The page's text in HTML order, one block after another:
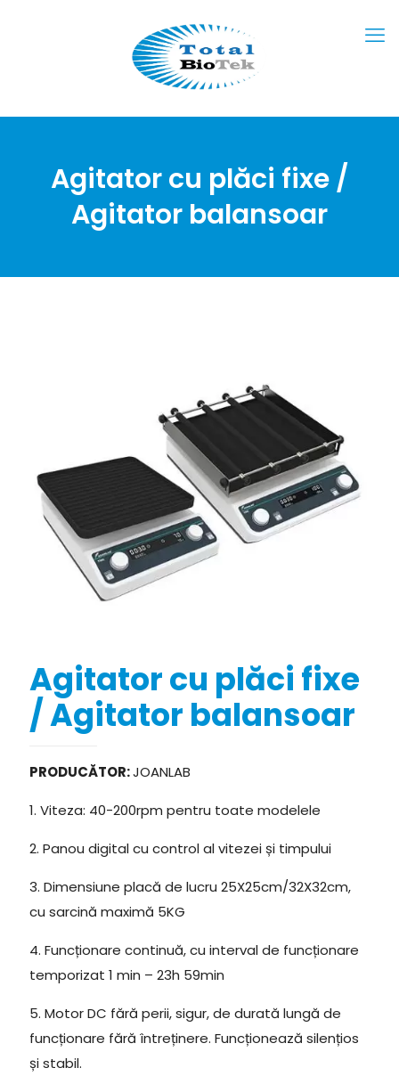
Agitator cu plăci fixe /
Agitator balansoar
Agitator cu plăci fixe
/ Agitator balansoar
PRODUCĂTOR:JOANLAB
1. Viteza: 40-200rpm pentru toate modelele
2. Panou digital cu control al vitezei și timpului
3. Dimensiune placă de lucru 25X25cm/32X32cm,
cu sarcină maximă 5KG
4. Funcționare continuă, cu interval de funcționare
temporizat 1 min – 23h 59min
5. Motor DC fără perii, sigur, de durată lungă de
funcționare fără întreținere. Funcționează silențios
și stabil.